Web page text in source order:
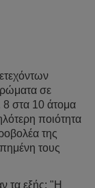
σε
8 στα 10 άτομα
ποιότητα
της
τους
τα εξής: "Η